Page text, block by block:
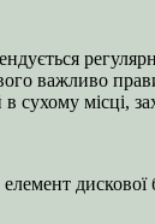
важливо
сухому місці,
дискової